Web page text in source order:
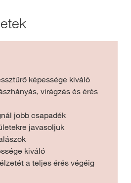
képessége kiváló
virágzás és érés
jobb csapadék
javasoljuk
kiváló
a teljes érés végéig